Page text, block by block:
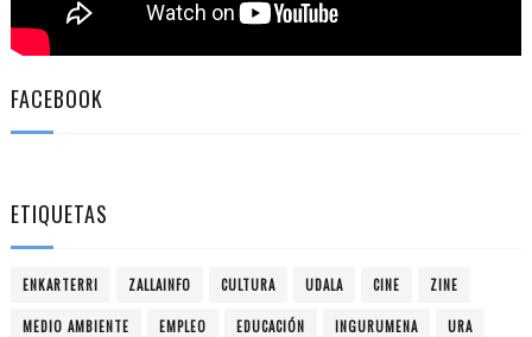
FACEBOOK
ETIQUETAS
ENKARTERRI ZALLAINFO CULTURA UDALA CINE ZINE
MEDIO AMBIENTE EMPLEO EDUCACIÓN INGURUMENA URA